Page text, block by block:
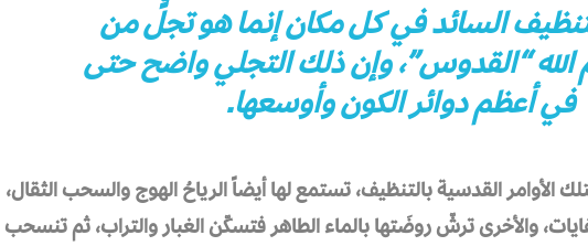
السائد في كل مكان إنما هو تجلٍّ من
الله “القدوس”، وإن ذلك التجلي واضح حتى
في أعظم دوائر الكون وأوسعها.
الأوامر القدسية بالتنظيف، تستمع لها أيضاً الرياحُ الهوج والسحب الثقال،
والأخرى ترشّ روضَتها بالماء الطاهر فتسكّن الغبار والتراب، ثم تنسحب